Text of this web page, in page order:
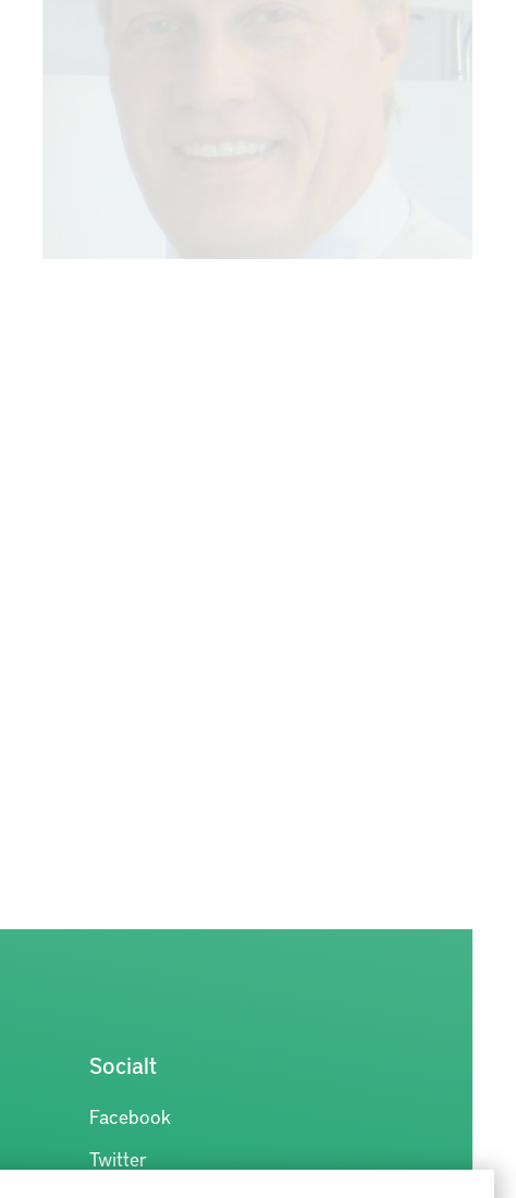
Socialt
Facebook
Twitter